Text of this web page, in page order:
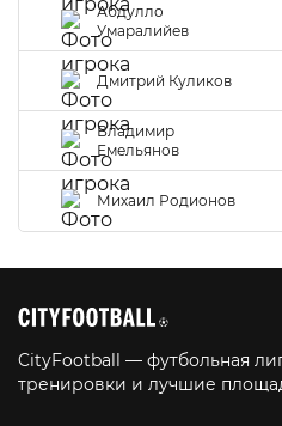
Абдулло
Умаралийев
Дмитрий Куликов
Владимир
Емельянов
Михаил Родионов
CityFootball — футбольная
тренировки и лучшие